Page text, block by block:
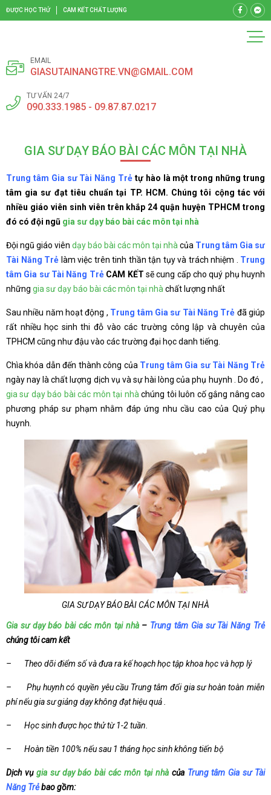
ĐƯỢC HỌC THỬ CAM KẾT CHẤT LƯỢNG
EMAIL
GIASUTAINANGTRE.VN@GMAIL.COM
TƯ VẤN 24/7
090.333.1985 - 09.87.87.0217
GIA SƯ DẠY BÁO BÀI CÁC MÔN TẠI NHÀ
Trung tâm Gia sư Tài Năng Trẻ tự hào là một trong những trung
tâm gia sư đạt tiêu chuẩn tại TP. HCM. Chúng tôi cộng tác với
nhiều giáo viên sinh viên trên khắp 24 quận huyện TPHCM trong
đó có đội ngũ gia sư dạy báo bài các môn tại nhà
Đội ngũ giáo viên dạy báo bài các môn tại nhà của Trung tâm Gia sư
Tài Năng Trẻ làm việc trên tinh thần tận tụy và trách nhiệm . Trung
tâm Gia sư Tài Năng Trẻ CAM KẾT sẽ cung cấp cho quý phụ huynh
những gia sư dạy báo bài các môn tại nhà chất lượng nhất
Sau nhiều năm hoạt động , Trung tâm Gia sư Tài Năng Trẻ đã giúp
rất nhiều học sinh thi đỗ vào các trường công lập và chuyên của
TPHCM cũng như đậu vào các trường đại học danh tiếng.
Chìa khóa dẫn đến thành công của Trung tâm Gia sư Tài Năng Trẻ
ngày nay là chất lượng dịch vụ và sự hài lòng của phụ huynh . Do đó ,
gia sư dạy báo bài các môn tại nhà chúng tôi luôn cố gắng nâng cao
phương pháp sư phạm nhằm đáp ứng nhu cầu cao của Quý phụ
huynh.
GIA SƯ DẠY BÁO BÀI CÁC MÔN TẠI NHÀ
Gia sư dạy báo bài các môn tại nhà– Trung tâm Gia sư Tài Năng Trẻ
chúng tôi cam kết
– Theo dõi điểm số và đưa ra kế hoạch học tập khoa học và hợp lý
– Phụ huynh có quyền yêu cầu Trung tâm đổi gia sư hoàn toàn miễn
phí nếu gia sư giảng dạy không đạt hiệu quả .
– Học sinh được học thử từ 1-2 tuần.
– Hoàn tiền 100% nếu sau 1 tháng học sinh không tiến bộ
Dịch vụ gia sư dạy báo bài các môn tại nhàcủa Trung tâm Gia sư Tài
Năng Trẻbao gồm: